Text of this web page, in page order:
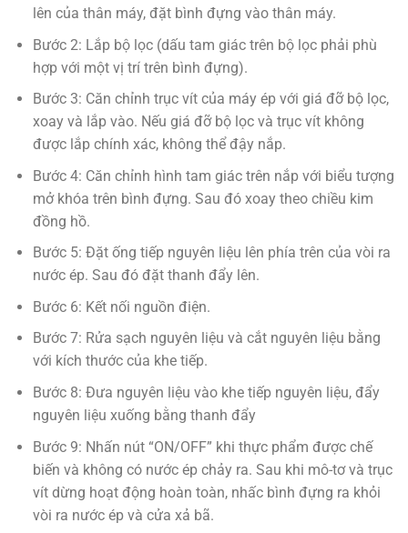
lên của thân máy, đặt bình đựng vào thân máy.
Bước 2: Lắp bộ lọc (dấu tam giác trên bộ lọc phải phù
hợp với một vị trí trên bình đựng).
Bước 3: Căn chỉnh trục vít của máy ép với giá đỡ bộ lọc,
xoay và lắp vào. Nếu giá đỡ bộ lọc và trục vít không
được lắp chính xác, không thể đậy nắp.
Bước 4: Căn chỉnh hình tam giác trên nắp với biểu tượng
mở khóa trên bình đựng. Sau đó xoay theo chiều kim
đồng hồ.
Bước 5: Đặt ống tiếp nguyên liệu lên phía trên của vòi ra
nước ép. Sau đó đặt thanh đẩy lên.
Bước 6: Kết nối nguồn điện.
Bước 7: Rửa sạch nguyên liệu và cắt nguyên liệu bằng
với kích thước của khe tiếp.
Bước 8: Đưa nguyên liệu vào khe tiếp nguyên liệu, đẩy
nguyên liệu xuống bằng thanh đẩy
Bước 9: Nhấn nút “ON/OFF” khi thực phẩm được chế
biến và không có nước ép chảy ra. Sau khi mô-tơ và trục
vít dừng hoạt động hoàn toàn, nhấc bình đựng ra khỏi
vòi ra nước ép và cửa xả bã.